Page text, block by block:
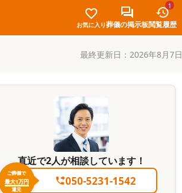
お気に入り葬儀の掲示板
1
閲覧履歴
最終更新日： 2026年8月7日
直近で2人が相談しています！
ご葬儀で
最大1万円
還元
050-5231-1542